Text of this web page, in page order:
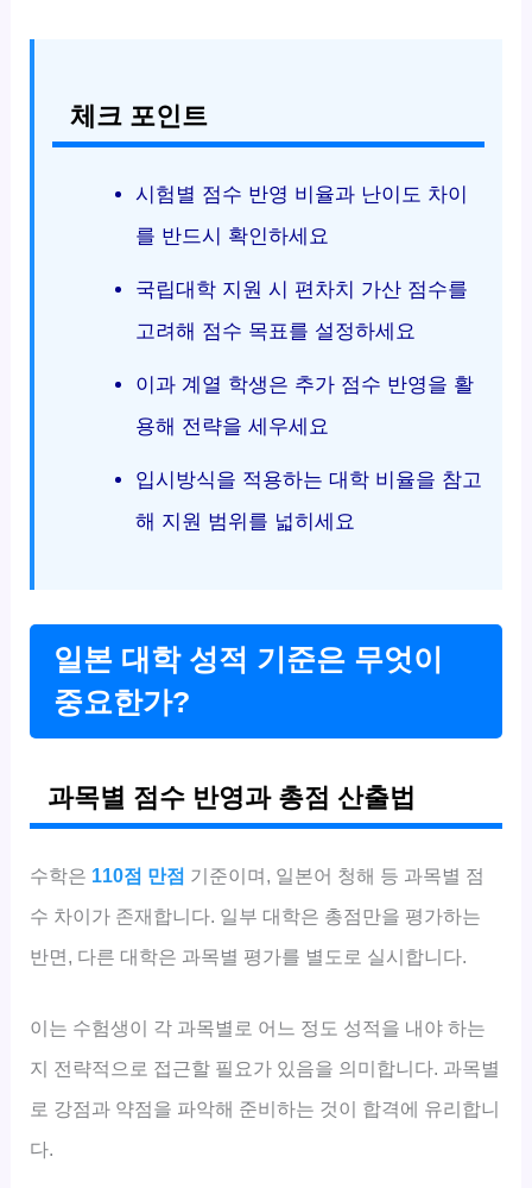
체크 포인트
시험별 점수 반영 비율과 난이도 차이
를 반드시 확인하세요
국립대학 지원 시 편차치 가산 점수를
고려해 점수 목표를 설정하세요
이과 계열 학생은 추가 점수 반영을 활
용해 전략을 세우세요
입시방식을 적용하는 대학 비율을 참고
해 지원 범위를 넓히세요
일본 대학 성적 기준은 무엇이
중요한가?
과목별 점수 반영과 총점 산출법
수학은 110점 만점 기준이며, 일본어 청해 등 과목별 점
수 차이가 존재합니다. 일부 대학은 총점만을 평가하는
반면, 다른 대학은 과목별 평가를 별도로 실시합니다.
이는 수험생이 각 과목별로 어느 정도 성적을 내야 하는
지 전략적으로 접근할 필요가 있음을 의미합니다. 과목별
로 강점과 약점을 파악해 준비하는 것이 합격에 유리합니
다.